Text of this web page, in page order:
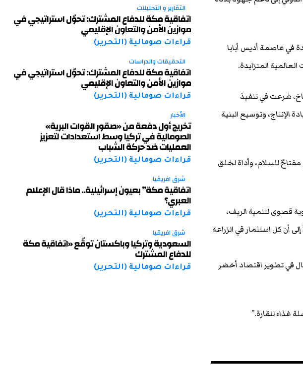
التقارير و التحليلات
اتفاقية مكة للدفاع المشترك: تحوّل استراتيجي في
موازين الأمن والتعاون الإقليمي
قراءات صومالية (التحرير)
التحقيقات والدراسات
اتفاقية مكة للدفاع المشترك: تحوّل استراتيجي في
موازين الأمن والتعاون الإقليمي
قراءات صومالية (التحرير)
الأخبار
تخريج أول دفعة من «صقور القوات البرية»
الصومالية في تركيا وسط استعدادات لتعزيز
العمليات ضد حركة الشباب
قراءات صومالية (التحرير)
شرق افريقيا
اتفاقية مكة” بعيون إسرائيلية.. ماذا قال الإعلام
العبري؟
قراءات صومالية (التحرير)
شرق افريقيا
السعودية وتركيا وباكستان توقّع «اتفاقية مكة
للدفاع المشترك
قراءات صومالية (التحرير)
في عاصمة أديس أبابا
المتزايدة.
شرعت في تنفيذ
الإنتاج، وتوسيع البنية
للسلام، وأداة لخلق
خطة التحول الوطنية (2025–2035) تمنح أولوية قصوى لتنمية الريف،
أن كل استثمار في الزراعة
في تطوير اقتصاد أخضر
غذاء للقارة.”